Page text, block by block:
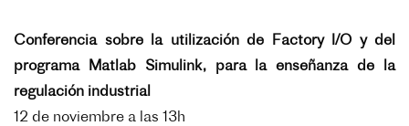
Conferencia sobre la utilización de Factory I/O y del
programa Matlab Simulink, para la enseñanza de la
regulación industrial
12 de noviembre a las 13h